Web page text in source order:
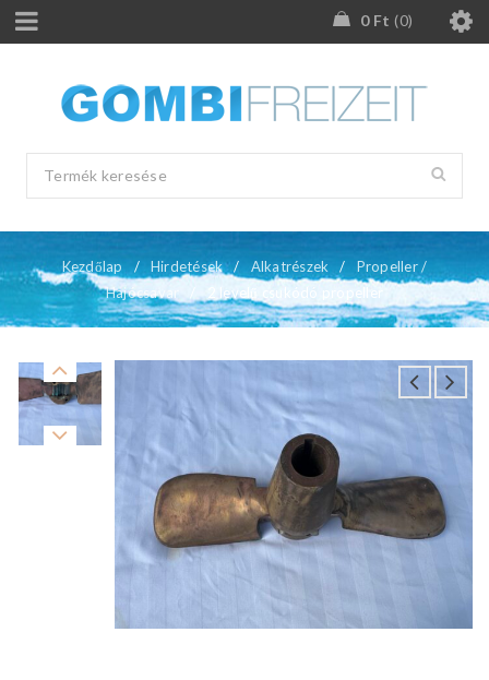
0 Ft 0
Kezdőlap / Hirdetések / Alkatrészek /
Propeller /
Hajócsavar
/ 2 levelű csukódó propeller